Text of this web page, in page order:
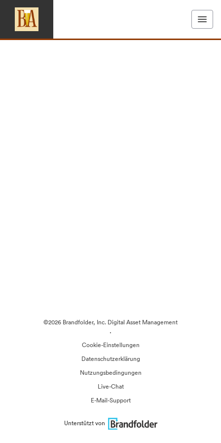
©2026 Brandfolder, Inc. Digital Asset Management
·
Cookie-Einstellungen
Datenschutzerklärung
Nutzungsbedingungen
Live-Chat
E-Mail-Support
Unterstützt von